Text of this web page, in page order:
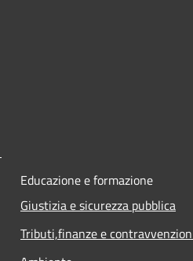
Educazione e formazione
Giustizia e sicurezza pubblica
Tributi,finanze e